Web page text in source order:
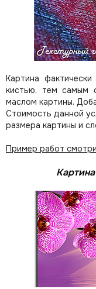
Картина
кистью, тем самым
маслом картины.
Стоимость данной
размера картины и
Пример работ